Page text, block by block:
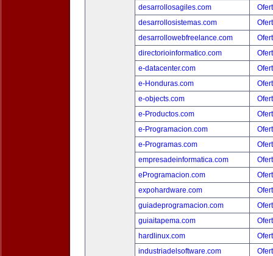
desarrollosagiles.com
desarrollosistemas.com
desarrollowebfreelance.com
directorioinformatico.com
e-datacenter.com
e-Honduras.com
e-objects.com
e-Productos.com
e-Programacion.com
e-Programas.com
empresadeinformatica.com
eProgramacion.com
expohardware.com
guiadeprogramacion.com
guiaitapema.com
hardlinux.com
industriadelsoftware.com